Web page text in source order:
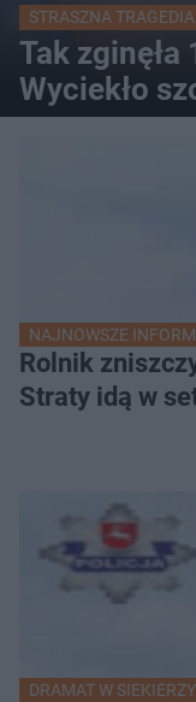
STRASZNA TRAGEDIA
Tak
Wyciekło
NAJNOWSZE
Rolnik
Straty idą w
DRAMAT W